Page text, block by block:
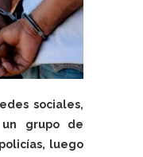
sociales,
grupo de
luego